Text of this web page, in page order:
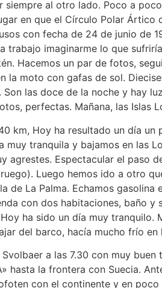
al otro lado. Poco a
en que el Círculo Polar
con fecha de 24 de junio de
trabajo imaginarme lo que
Hacemos un par de fotos,
la moto con gafas de sol.
las doce de la noche y hay
perfectas. Mañana, las Islas
km, Hoy ha resultado un día
tranquila y bajamos en las
agrestes. Espectacular el
Luego hemos ido a otro
de La Palma. Echamos
con dos habitaciones, baño
ha sido un día muy tranquilo.
del barco, hacía mucho frío
a las 7.30 con muy
hasta la frontera con Suecia.
con el continente y en